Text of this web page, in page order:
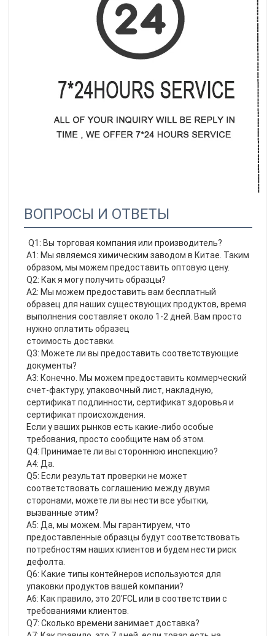
ВОПРОСЫ И ОТВЕТЫ
Q1: Вы торговая компания или производитель?
A1: Мы являемся химическим заводом в Китае. Таким
образом, мы можем предоставить оптовую цену.
Q2: Как я могу получить образцы?
A2: Мы можем предоставить вам бесплатный
образец для наших существующих продуктов, время
выполнения составляет около 1-2 дней. Вам просто
нужно оплатить образец
стоимость доставки.
Q3: Можете ли вы предоставить соответствующие
документы?
A3: Конечно. Мы можем предоставить коммерческий
счет-фактуру, упаковочный лист, накладную,
сертификат подлинности, сертификат здоровья и
сертификат происхождения.
Если у ваших рынков есть какие-либо особые
требования, просто сообщите нам об этом.
Q4: Принимаете ли вы стороннюю инспекцию?
A4: Да.
Q5: Если результат проверки не может
соответствовать соглашению между двумя
сторонами, можете ли вы нести все убытки,
вызванные этим?
A5: Да, мы можем. Мы гарантируем, что
предоставленные образцы будут соответствовать
потребностям наших клиентов и будем нести риск
дефолта.
Q6: Какие типы контейнеров используются для
упаковки продуктов вашей компании?
A6: Как правило, это 20'FCL или в соответствии с
требованиями клиентов.
Q7: Сколько времени занимает доставка?